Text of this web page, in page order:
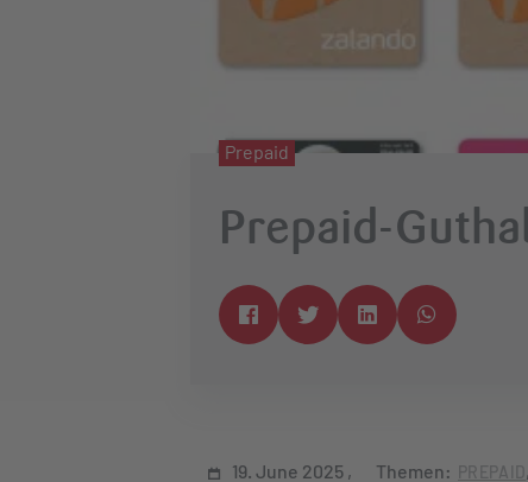
Prepaid
Prepaid-
19. June 2025 Themen: PREPAID